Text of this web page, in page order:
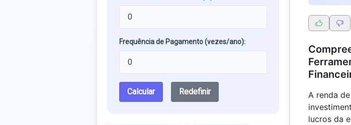
Frequência de Pagamento (vezes/ano):
Calcular Redefinir
A renda
lucros da